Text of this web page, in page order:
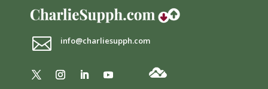
 info@charliesupph.com